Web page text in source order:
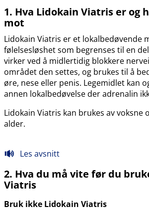
1. Hva Lidokain Viatris er og
mot
Lidokain Viatris er et lokalbedøvende
følelsesløshet som begrenses til en
virker ved å midlertidig blokkere
området den settes, og brukes til å
øre, nese eller penis. Legemidlet kan
annen lokalbedøvelse der adrenalin
Lidokain Viatris kan brukes av voksne
alder.
Les avsnitt
2. Hva du må vite før du
Viatris
Bruk ikke Lidokain Viatris